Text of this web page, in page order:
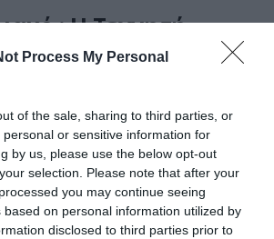
Process My Personal
of the sale, sharing to third parties, or
or sensitive information for
by us, please use the below opt-out
selection. Please note that after your
you may continue seeing
based on personal information utilized by
disclosed to third parties prior to
: Η Τεχνητή
μπαίνει στην πρώτη
κυβερνοασφάλειας